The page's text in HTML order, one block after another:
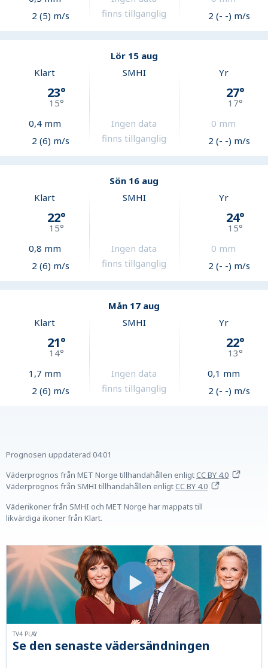
2 (5) m/s
finns tillgänglig
2 (- -) m/s
Lör 15 aug
Klart
23°
15°
0,4mm
2 (6) m/s
SMHI
Ingen data
finns tillgänglig
Yr
27°
17°
0 mm
2 (- -) m/s
Sön 16 aug
Klart
22°
15°
0,8 mm
2 (6) m/s
SMHI
Ingen data
finns tillgänglig
Yr
24°
15°
0 mm
2 (- -) m/s
Mån 17 aug
Klart
21°
14°
1,7 mm
2 (6) m/s
SMHI
Ingen data
finns tillgänglig
Yr
22°
13°
0,1 mm
2 (- -) m/s
Prognosen uppdaterad 04:01
Väderprognos från MET Norge tillhandahållen enligtCC BY 4.0
Väderprognos från SMHI tillhandahållen enligtCC BY 4.0
Väderikoner från SMHI och MET Norge har mappats till
likvärdiga ikoner från Klart.
Se den senaste vädersändningen
TV4 PLAY